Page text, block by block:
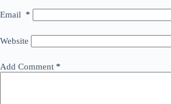
Email *
Website
Add Comment *